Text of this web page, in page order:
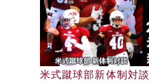
早大野球部選手名鑑
米式蹴球部新体制対談
早大野球部選手名鑑